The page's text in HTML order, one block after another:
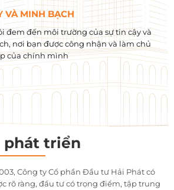
VÀ MINH BẠCH
đem đến môi trường của sự tin cậy và
nơi bạn được công nhận và làm chủ
của chính mình
phát triển
Công ty Cổ phần Đầu tư Hải Phát có
rõ ràng, đầu tư có trọng điểm, tập trung